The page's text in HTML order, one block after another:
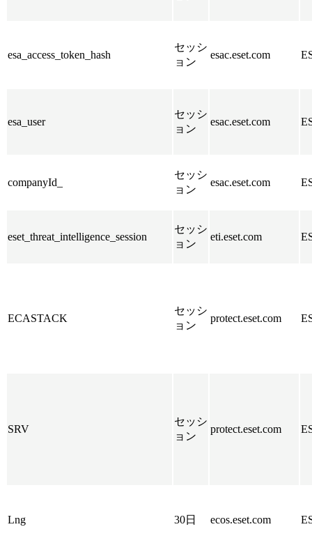
esa_access_token_hash
セッシ
ョン
esac.eset.com
esa_user
セッシ
ョン
esac.eset.com
companyId_
セッシ
ョン
esac.eset.com
eset_threat_intelligence_session
セッシ
ョン
eti.eset.com
ECASTACK
セッシ
ョン
protect.eset.com
SRV
セッシ
ョン
protect.eset.com
Lng 30日 ecos.eset.com